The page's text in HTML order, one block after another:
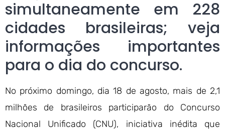
simultaneamente em 228
cidades brasileiras; veja
informações importantes
para o dia do concurso.
No próximo domingo, dia 18 de agosto, mais de 2,1
milhões de brasileiros participarão do Concurso
Nacional Unificado (CNU), iniciativa inédita que